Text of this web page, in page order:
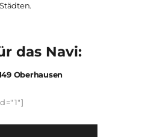
das Navi:
Oberhausen